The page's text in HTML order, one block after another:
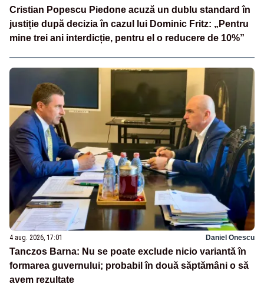
Cristian Popescu Piedone acuză un dublu standard în
justiție după decizia în cazul lui Dominic Fritz: „Pentru
mine trei ani interdicție, pentru el o reducere de 10%”
4 aug. 2026, 17:01 Daniel Onescu
Tanczos Barna: Nu se poate exclude nicio variantă în
formarea guvernului; probabil în două săptămâni o să
avem rezultate